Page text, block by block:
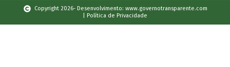
Copyright 2026- Desenvolvimento: www.governotransparente.com
| Política de Privacidade